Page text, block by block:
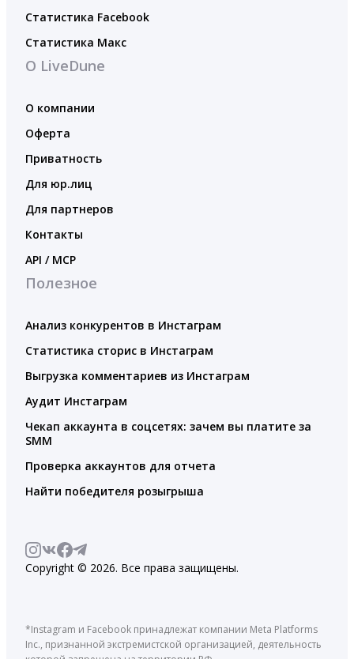
Статистика Facebook
Статистика Макс
О LiveDune
О компании
Оферта
Приватность
Для юр.лиц
Для партнеров
Контакты
API / MCP
Полезное
Анализ конкурентов в Инстаграм
Статистика сторис в Инстаграм
Выгрузка комментариев из Инстаграм
Аудит Инстаграм
Чекап аккаунта в соцсетях: зачем вы платите за
SMM
Проверка аккаунтов для отчета
Найти победителя розыгрыша
Copyright © 2026. Все права защищены.
*Instagram и Facebook принадлежат компании Meta Platforms
Inc., признанной экстремистской организацией, деятельность